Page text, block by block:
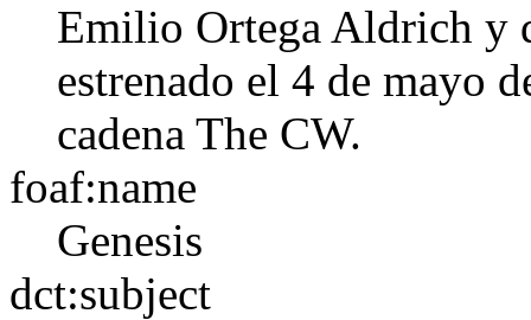
Emilio Ortega Aldrich y
estrenado el 4 de mayo
cadena The CW.​
foaf:name
Genesis
dct:subject